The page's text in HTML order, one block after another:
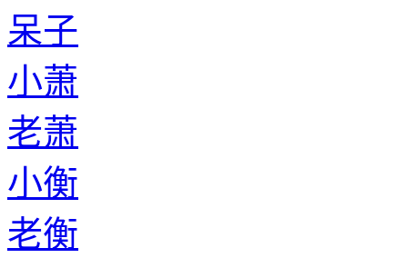
呆子
小萧
老萧
小衡
老衡